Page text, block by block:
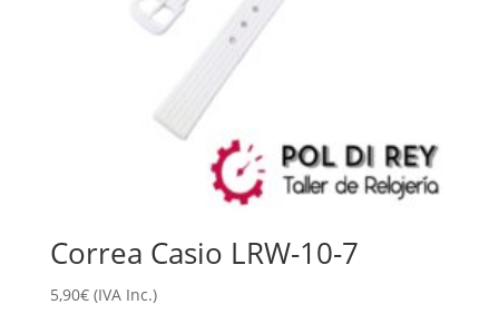
Correa Casio LRW-10-7
5,90€ (IVA Inc.)